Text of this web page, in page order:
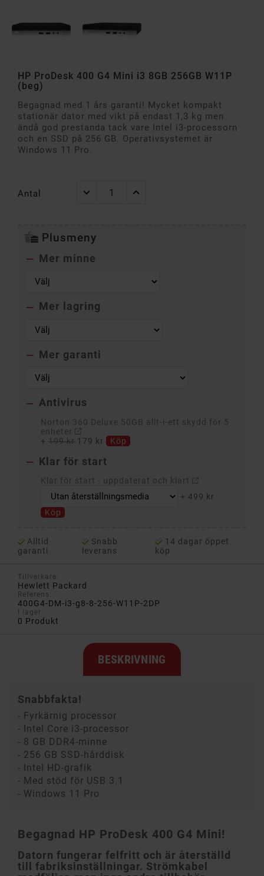
HP ProDesk 400 G4 Mini i3 8GB 256GB W11P
(beg)
Begagnad med 1 års garanti! Mycket kompakt
stationär dator med vikt på endast 1,3 kg men
ändå god prestanda tack vare Intel i3-processorn
och en SSD på 256 GB. Operativsystemet är
Windows 11 Pro.
Antal
Plusmeny
 Mer minne
 Mer lagring
 Mer garanti
 Antivirus
Norton 360 Deluxe 50GB allt-i-ett skydd för 5
enheter
+199 kr 179 kr Köp
 Klar för start
Klar för start - uppdaterat och klart
+ 499 kr
Köp
Alltid
garanti
Snabb
leverans
14 dagar öppet
köp
Tillverkare:
Hewlett Packard
Referens:
400G4-DM-i3-g8-8-256-W11P-2DP
I lager
0 Produkt
BESKRIVNING
Begagnad HP ProDesk 400 G4 Mini!
Datorn fungerar felfritt och är återställd
till fabriksinställningar. Strömkabel
Snabbfakta!
- Fyrkärnig processor
- Intel Core i3-processor
- 8 GB DDR4-minne
- 256 GB SSD-hårddisk
- Intel HD-grafik
- Med stöd för USB 3.1
- Windows 11 Pro